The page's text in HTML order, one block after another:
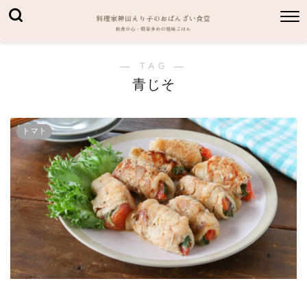
― TAG ―
青じそ
トマト